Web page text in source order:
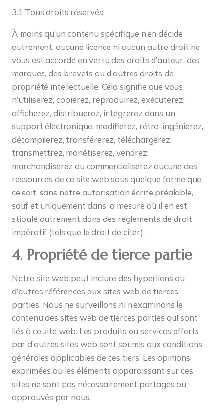
3.1 Tous droits réservés
À moins qu’un contenu spécifique n’en décide
autrement, aucune licence ni aucun autre droit ne
vous est accordé en vertu des droits d’auteur, des
marques, des brevets ou d’autres droits de
propriété intellectuelle. Cela signifie que vous
n’utiliserez, copierez, reproduirez, exécuterez,
afficherez, distribuerez, intégrerez dans un
support électronique, modifierez, rétro-ingénierez,
décompilerez, transférerez, téléchargerez,
transmettrez, monétiserez, vendrez,
marchandiserez ou commercialiserez aucune des
ressources de ce site web sous quelque forme que
ce soit, sans notre autorisation écrite préalable,
sauf et uniquement dans la mesure où il en est
stipulé autrement dans des règlements de droit
impératif (tels que le droit de citer).
4. Propriété de tierce partie
Notre site web peut inclure des hyperliens ou
d’autres références aux sites web de tierces
parties. Nous ne surveillons ni n’examinons le
contenu des sites web de tierces parties qui sont
liés à ce site web. Les produits ou services offerts
par d’autres sites web sont soumis aux conditions
générales applicables de ces tiers. Les opinions
exprimées ou les éléments apparaissant sur ces
sites ne sont pas nécessairement partagés ou
approuvés par nous.